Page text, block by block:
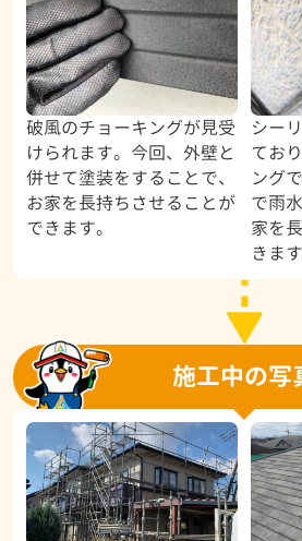
破風のチョーキングが見受
けられます。今回、外壁と
併せて塗装をすることで、
お家を長持ちさせることが
できます。
シー
てお
ング
で雨
家を
きます
施工中の写